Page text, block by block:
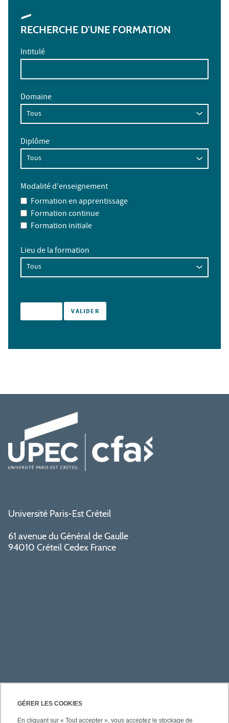
GÉRER LES COOKIES
En cliquant sur « Tout accepter », vous acceptez le stockage de
RECHERCHE D'UNE FORMATION
Intitulé
Domaine
Diplôme
Modalité d'enseignement
Formation en apprentissage
Formation continue
Formation initiale
Lieu de la formation
Université Paris-Est Créteil
61 avenue du Général de Gaulle
94010 Créteil Cedex France
PRATIQUE